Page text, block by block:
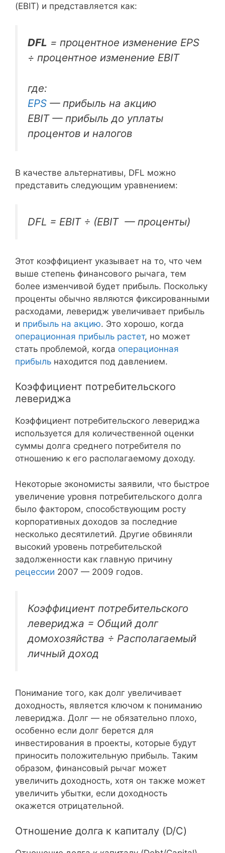
(EBIT) и представляется как:
DFL = процентное изменение EPS
÷ процентное изменение EBIT
где:
EPS — прибыль на акцию
EBIT — прибыль до уплаты
процентов и налогов
В качестве альтернативы, DFL можно
представить следующим уравнением:
DFL = EBIT ÷ (EBIT — проценты)
Этот коэффициент указывает на то, что чем
выше степень финансового рычага, тем
более изменчивой будет прибыль. Поскольку
проценты обычно являются фиксированными
расходами, леверидж увеличивает прибыль
и прибыль на акцию. Это хорошо, когда
операционная прибыль растет, но может
стать проблемой, когда операционная
прибыль находится под давлением.
Коэффициент потребительского
левериджа
Коэффициент потребительского левериджа
используется для количественной оценки
суммы долга среднего потребителя по
отношению к его располагаемому доходу.
Некоторые экономисты заявили, что быстрое
увеличение уровня потребительского долга
было фактором, способствующим росту
корпоративных доходов за последние
несколько десятилетий. Другие обвиняли
высокий уровень потребительской
задолженности как главную причину
рецессии 2007 — 2009 годов.
Коэффициент потребительского
левериджа = Общий долг
домохозяйства ÷ Располагаемый
личный доход
Понимание того, как долг увеличивает
доходность, является ключом к пониманию
левериджа. Долг — не обязательно плохо,
особенно если долг берется для
инвестирования в проекты, которые будут
приносить положительную прибыль. Таким
образом, финансовый рычаг может
увеличить доходность, хотя он также может
увеличить убытки, если доходность
окажется отрицательной.
Отношение долга к капиталу (D/C)